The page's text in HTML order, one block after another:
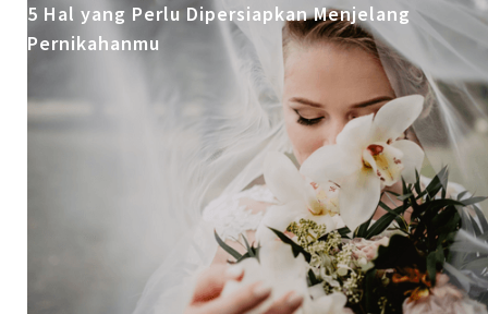
5 Hal yang Perlu Dipersiapkan Menjelang
Pernikahanmu